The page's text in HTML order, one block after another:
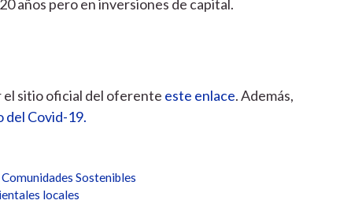
años pero en inversiones de capital.
el sitio oficial del oferente este enlace. Además,
del Covid-19.
Sostenibles
locales